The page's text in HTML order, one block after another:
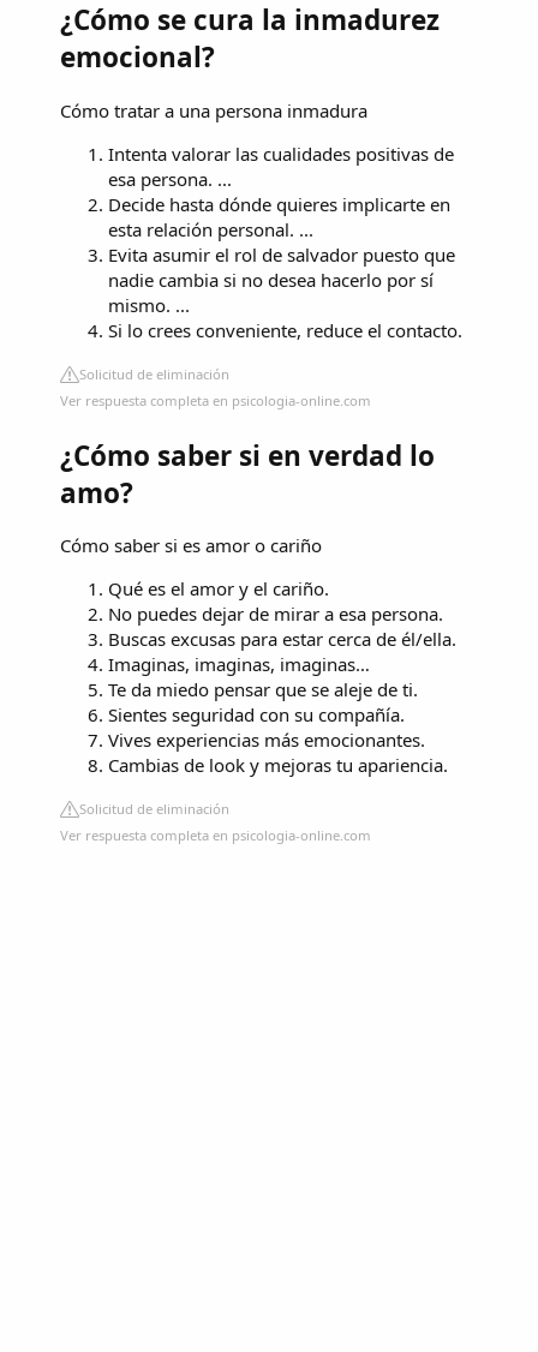
¿Cómo se cura la inmadurez
emocional?
Cómo tratar a una persona inmadura
Intenta valorar las cualidades positivas de
esa persona. ...
Decide hasta dónde quieres implicarte en
esta relación personal. ...
Evita asumir el rol de salvador puesto que
nadie cambia si no desea hacerlo por sí
mismo. ...
Si lo crees conveniente, reduce el contacto.
Solicitud de eliminación
Ver respuesta completa en psicologia-online.com
¿Cómo saber si en verdad lo
amo?
Cómo saber si es amor o cariño
Qué es el amor y el cariño.
No puedes dejar de mirar a esa persona.
Buscas excusas para estar cerca de él/ella.
Imaginas, imaginas, imaginas…
Te da miedo pensar que se aleje de ti.
Sientes seguridad con su compañía.
Vives experiencias más emocionantes.
Cambias de look y mejoras tu apariencia.
Solicitud de eliminación
Ver respuesta completa en psicologia-online.com